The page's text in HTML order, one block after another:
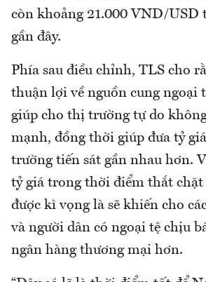
còn khoảng 21.000 VND/USD
gần đây.
Phía sau điều chỉnh, TLS cho
thuận lợi về nguồn cung ngoại
giúp cho thị trường tự do
mạnh, đồng thời giúp đưa tỷ
trường tiến sát gần nhau hơn.
tỷ giá trong thời điểm thắt chặt
được kì vọng là sẽ khiến cho
và người dân có ngoại tệ chịu
ngân hàng thương mại hơn.